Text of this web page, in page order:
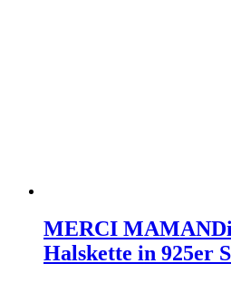
MERCI MAMAN
Halskette in 925er